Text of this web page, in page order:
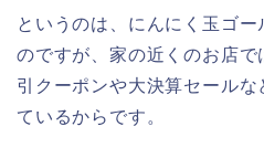
というのは、にんにく玉ゴ
のですが、家の近くのお店で
引クーポンや大決算セール
ているからです。